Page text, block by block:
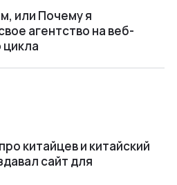
или Почему я
агентство на веб-
цикла
китайцев и китайский
сайт для